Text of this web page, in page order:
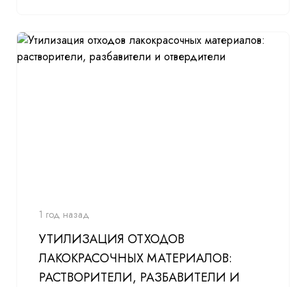
1 год назад
УТИЛИЗАЦИЯ ОТХОДОВ
ЛАКОКРАСОЧНЫХ МАТЕРИАЛОВ:
РАСТВОРИТЕЛИ, РАЗБАВИТЕЛИ И